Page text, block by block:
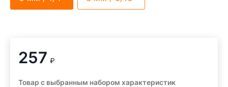
257 ₽
Товар с выбранным набором характеристик